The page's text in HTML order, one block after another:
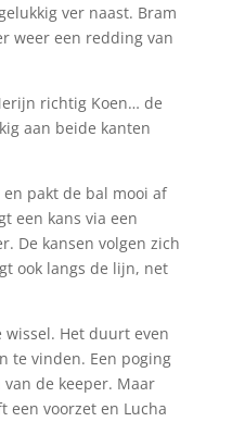
ver naast. Bram
weer een redding van
richtig Koen… de
aan beide kanten
pakt de bal mooi af
een kans via een
De kansen volgen zich
ook langs de lijn, net
Het duurt even
te vinden. Een poging
de keeper. Maar
een voorzet en Lucha